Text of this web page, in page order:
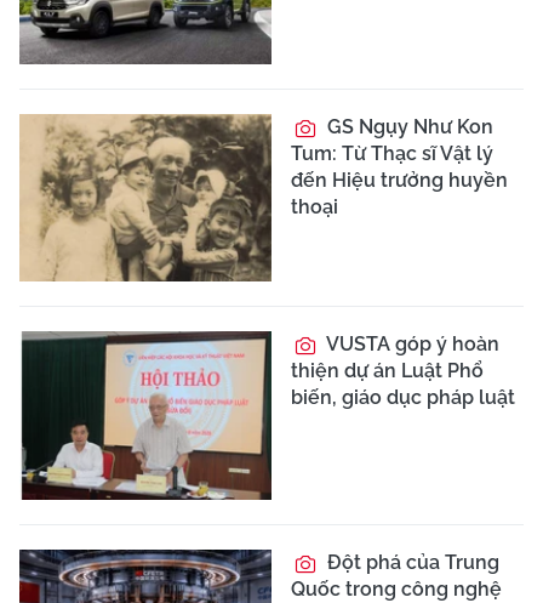
GS Ngụy Như Kon
Tum: Từ Thạc sĩ Vật lý
đến Hiệu trưởng huyền
thoại
VUSTA góp ý hoàn
thiện dự án Luật Phổ
biến, giáo dục pháp luật
Đột phá của Trung
Quốc trong công nghệ